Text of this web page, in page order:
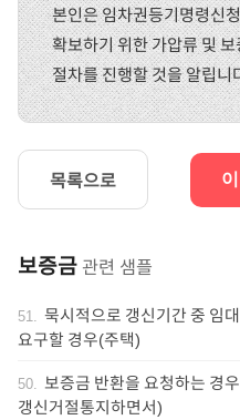
본인은 임차권등기명령신
확보하기 위한 가압류 및
절차를 진행할 것을 알립니
목록으로
보증금 관련 샘플
51. 묵시적으로 갱신기간 중 임
요구할 경우(주택)
50. 보증금 반환을 요청하는 경
갱신거절통지하면서)